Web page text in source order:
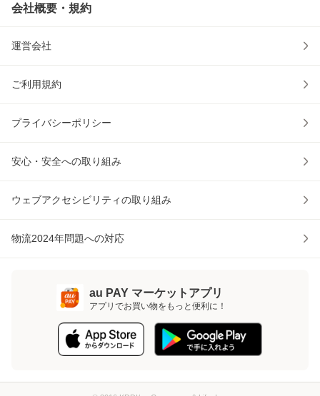
会社概要・規約
運営会社
ご利用規約
プライバシーポリシー
安心・安全への取り組み
ウェブアクセシビリティの取り組み
物流2024年問題への対応
au PAY マーケットアプリ
アプリでお買い物をもっと便利に！